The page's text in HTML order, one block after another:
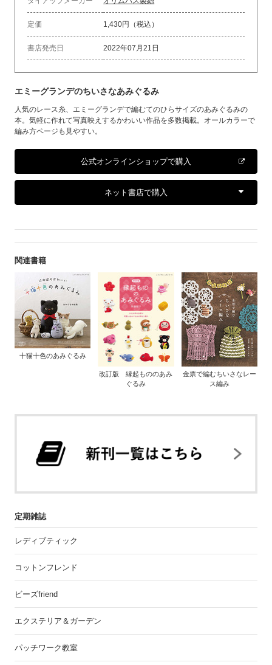
定価 1,430円（税込）
書店発売日 2022年07月21日
エミーグランデのちいさなあみぐるみ
人気のレース糸、エミーグランデで編むてのひらサイズのあみぐるみの
本。気軽に作れて写真映えするかわいい作品を多数掲載。オールカラーで
編み方ページも見やすい。
公式オンラインショップで購入
ネット書店で購入
関連書籍
十猫十色のあみぐるみ
改訂版 縁起もののあみ
ぐるみ
金票で編むちいさなレー
ス編み
定期雑誌
レディブティック
コットンフレンド
ビーズfriend
エクステリア＆ガーデン
パッチワーク教室